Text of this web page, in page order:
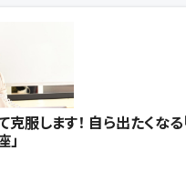
えで最も大切なことです。 作ってくれた
現われます。 「マナー」は＝「一生
に付きま
一緒に習得していきましょう！
ど勤めている
おります。 土日は、主にお子さん
がよくて、何が悪いのか？
とです。 マナーとは、ちゃんとし
苦しいイメージがありますが ひとこと
服します！ 自ら出たくなる